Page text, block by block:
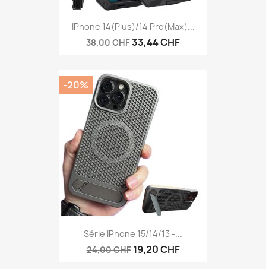
IPhone 14(plus)/14 Pro(Max)...
38,00 CHF33,44 CHF
Série IPhone 15/14/13 -...
24,00 CHF 19,20 CHF
-20%